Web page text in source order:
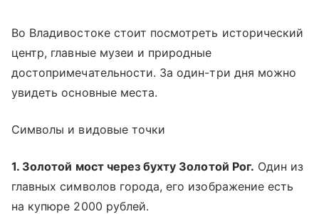
Во Владивостоке стоит посмотреть исторический
центр, главные музеи и природные
достопримечательности. За один-три дня можно
увидеть основные места.
Символы и видовые точки
1. Золотой мост через бухту Золотой Рог. Один из
главных символов города, его изображение есть
на купюре 2000 рублей.